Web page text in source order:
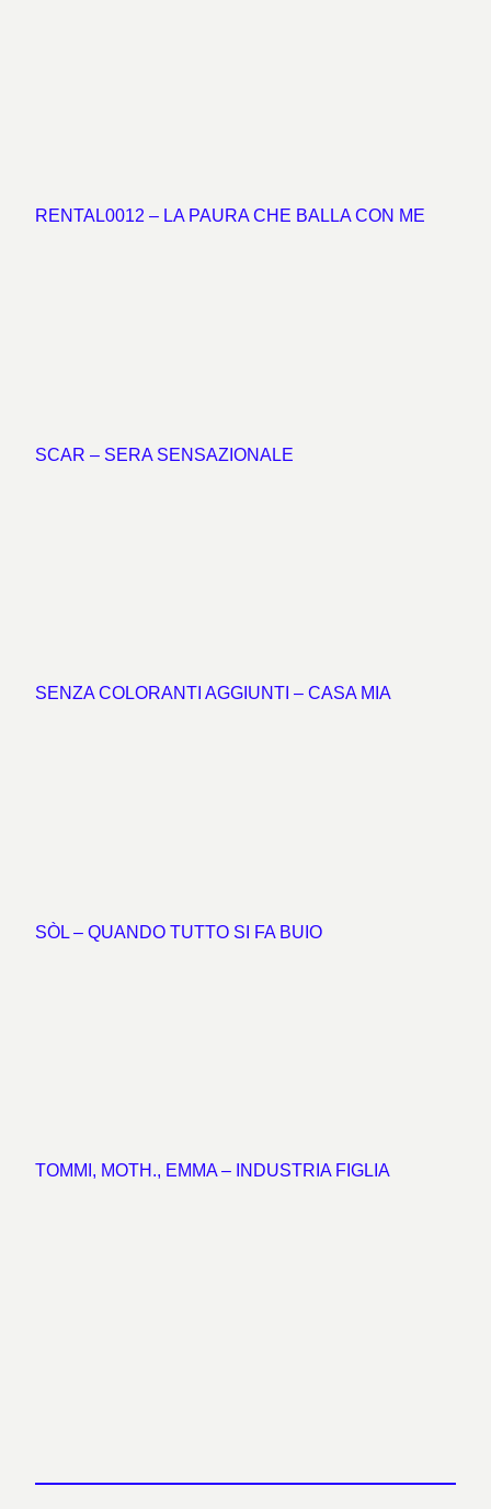
RENTAL0012 – LA PAURA CHE BALLA CON ME
SCAR – SERA SENSAZIONALE
SENZA COLORANTI AGGIUNTI – CASA MIA
SÒL – QUANDO TUTTO SI FA BUIO
TOMMI, MOTH., EMMA – INDUSTRIA FIGLIA